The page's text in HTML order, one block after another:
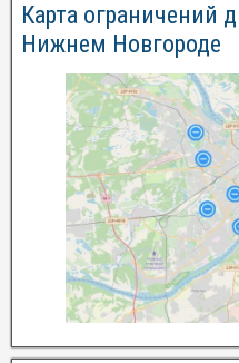
Карта ограничений
Нижнем Новгороде